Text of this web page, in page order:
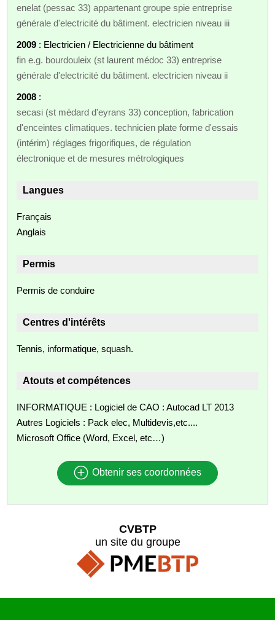
enelat (pessac 33) appartenant groupe spie entreprise
générale d'electricité du bâtiment. electricien niveau iii
2009 : Electricien / Electricienne du bâtiment
fin e.g. bourdouleix (st laurent médoc 33) entreprise
générale d'electricité du bâtiment. electricien niveau ii
2008 :
secasi (st médard d'eyrans 33) conception, fabrication
d'enceintes climatiques. technicien plate forme d'essais
(intérim) réglages frigorifiques, de régulation
électronique et de mesures métrologiques
Langues
Français
Anglais
Permis
Permis de conduire
Centres d'intérêts
Tennis, informatique, squash.
Atouts et compétences
INFORMATIQUE : Logiciel de CAO : Autocad LT 2013
Autres Logiciels : Pack elec, Multidevis,etc....
Microsoft Office (Word, Excel, etc…)
Obtenir ses coordonnées
CVBTP
un site du groupe